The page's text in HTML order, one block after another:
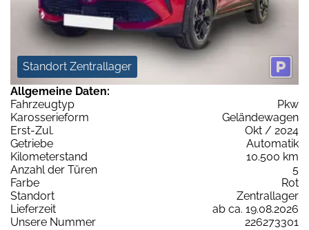
Standort Zentrallager
Allgemeine Daten:
Fahrzeugtyp
Pkw
Karosserieform
Geländewagen
Erst-Zul.
Okt / 2024
Getriebe
Automatik
Kilometerstand
10.500 km
Anzahl der Türen
5
Farbe
Rot
Standort
Zentrallager
Lieferzeit
ab ca. 19.08.2026
Unsere Nummer
226273301